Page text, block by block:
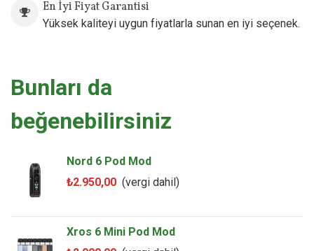
1 × Kullanım Kılavuzu
En İyi Fiyat Garantisi
Yüksek kaliteyi uygun fiyatlarla sunan en iyi seçenek.
Bunları da
beğenebilirsiniz
Nord 6 Pod Mod
₺2.950,00 (vergi dahil)
Xros 6 Mini Pod Mod